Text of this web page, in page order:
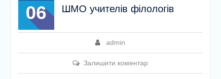
06
ШМО учителів філологів
admin
Залишити коментар